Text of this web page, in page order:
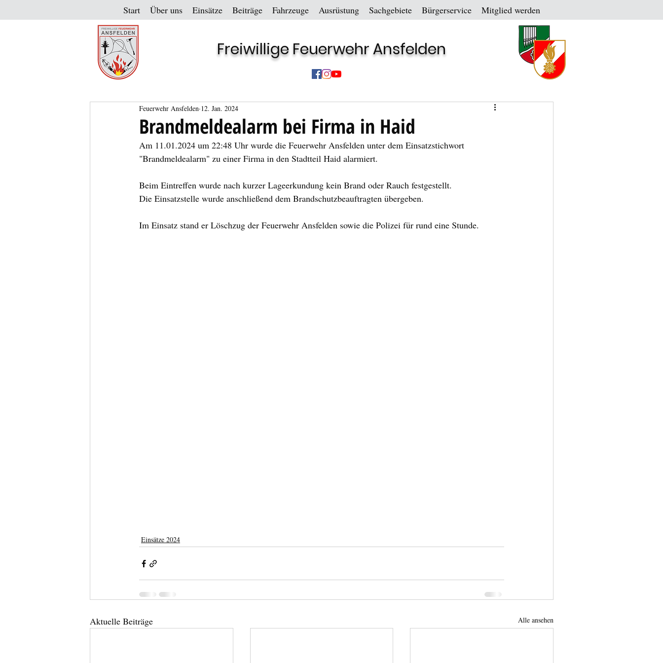
Start Über uns Einsätze Beiträge Fahrzeuge Ausrüstung Sachgebiete Bürgerservice Mitglied werden
Freiwillige Feuerwehr Ansfelden
Brandmeldealarm bei Firma in Haid
Feuerwehr Ansfelden 12. Jan. 2024
Am 11.01.2024 um 22:48 Uhr wurde die Feuerwehr Ansfelden unter dem Einsatzstichwort
"Brandmeldealarm" zu einer Firma in den Stadtteil Haid alarmiert.
Beim Eintreffen wurde nach kurzer Lageerkundung kein Brand oder Rauch festgestellt.
Die Einsatzstelle wurde anschließend dem Brandschutzbeauftragten übergeben.
Im Einsatz stand er Löschzug der Feuerwehr Ansfelden sowie die Polizei für rund eine Stunde.
Einsätze 2024
Aktuelle Beiträge Alle ansehen